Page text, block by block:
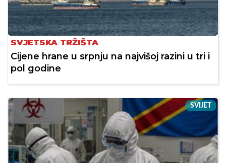
SVJETSKA TRŽIŠTA
Cijene hrane u srpnju na najvišoj razini u tri i
pol godine
SVIJET